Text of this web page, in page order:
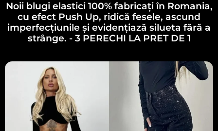
Noii blugi elastici 100% fabricați în Romania,
cu efect Push Up, ridică fesele, ascund
imperfecțiunile și evidențiază silueta fără a
strânge. - 3 PERECHI LA PRET DE 1